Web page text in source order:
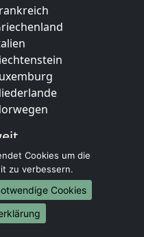
am Main
Cookies um die
zu verbessern.
Cookies